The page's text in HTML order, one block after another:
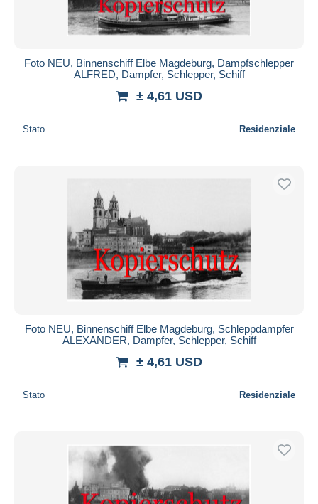
Foto NEU, Binnenschiff Elbe Magdeburg, Dampfschlepper
ALFRED, Dampfer, Schlepper, Schiff
± 4,61 USD
Stato Residenziale
Foto NEU, Binnenschiff Elbe Magdeburg, Schleppdampfer
ALEXANDER, Dampfer, Schlepper, Schiff
± 4,61 USD
Stato Residenziale